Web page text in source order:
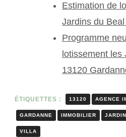
Estimation de
Jardins du
Programme
lotissement les
13120
ÉTIQUETTES : 13120 AGENCE
GARDANNE IMMOBILIER
VILLA